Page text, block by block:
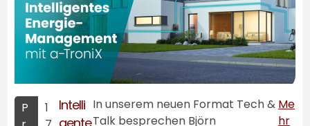
P
1
Intelli In unserem neuen Format Tech &
Talk besprechen Björn
Me
hr